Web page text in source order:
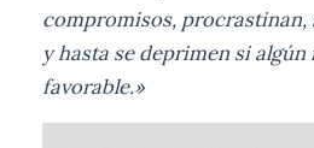
compromisos, procrastinan,
y hasta se deprimen si
favorable.»